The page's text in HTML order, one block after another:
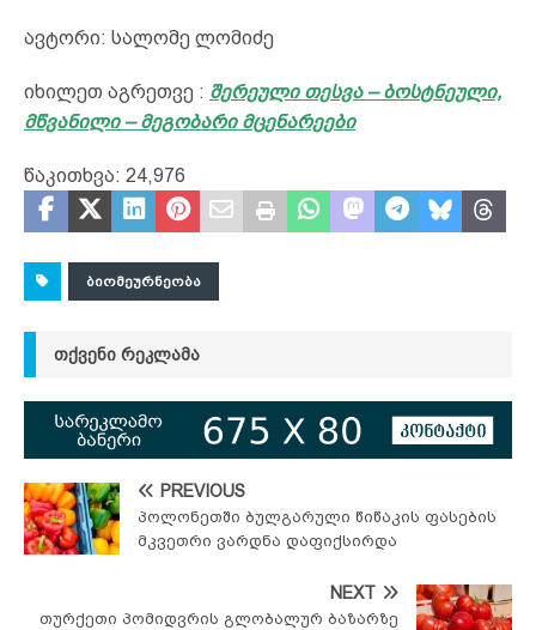
ავტორი: სალომე ლომიძე
იხილეთ აგრეთვე : შერეული თესვა – ბოსტნეული,
მწვანილი – მეგობარი მცენარეები
წაკითხვა: 24,976
ᲑᲘᲝᲛᲔᲣᲠᲜᲔᲝᲑᲐ
ᲗᲥᲕᲔᲜᲘ ᲠᲔᲙᲚᲐᲛᲐ
PREVIOUS
პოლონეთში ბულგარული წიწაკის ფასების
მკვეთრი ვარდნა დაფიქსირდა
NEXT
თურქეთი პომიდვრის გლობალურ ბაზარზე